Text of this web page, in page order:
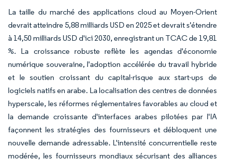
La taille du marché des applications cloud au Moyen-Orient
devrait atteindre 5,88 milliards USD en 2025 et devrait s'étendre
à 14,50 milliards USD d'ici 2030, enregistrant un TCAC de 19,81
%. La croissance robuste reflète les agendas d'économie
numérique souveraine, l'adoption accélérée du travail hybride
et le soutien croissant du capital-risque aux start-ups de
logiciels natifs en arabe. La localisation des centres de données
hyperscale, les réformes réglementaires favorables au cloud et
la demande croissante d'interfaces arabes pilotées par l'IA
façonnent les stratégies des fournisseurs et débloquent une
nouvelle demande adressable. L'intensité concurrentielle reste
modérée, les fournisseurs mondiaux sécurisant des alliances